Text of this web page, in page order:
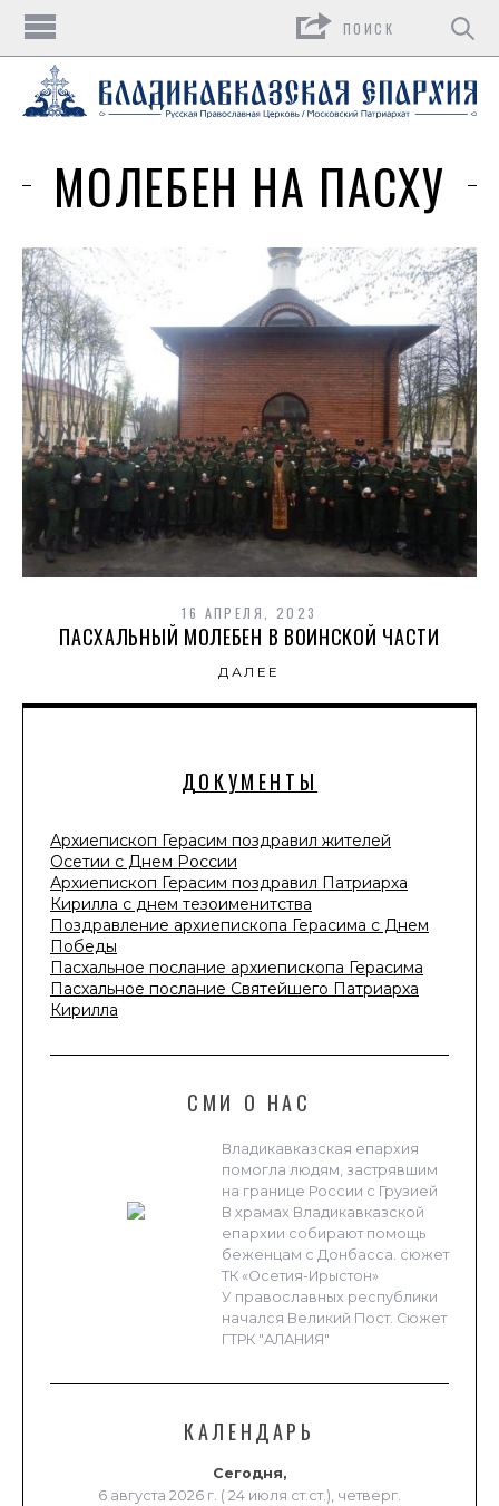
ДОКУМЕНТЫ
Архиепископ Герасим поздравил жителей
Осетии с Днем России
Архиепископ Герасим поздравил Патриарха
Кирилла с днем тезоименитства
Поздравление архиепископа Герасима с Днем
Победы
Пасхальное послание архиепископа Герасима
Пасхальное послание Святейшего Патриарха
Кирилла
СМИ О НАС
Владикавказская епархия
помогла людям, застрявшим
на границе России с Грузией
В храмах Владикавказской
епархии собирают помощь
беженцам с Донбасса. сюжет
ТК «Осетия-Ирыстон»
У православных республики
начался Великий Пост. Сюжет
ГТРК "АЛАНИЯ"
КАЛЕНДАРЬ
Сегодня,
6 августа 2026 г. ( 24 июля ст.ст.), четверг.
МОЛЕБЕН НА ПАСХУ
16 АПРЕЛЯ, 2023
ПАСХАЛЬНЫЙ МОЛЕБЕН В ВОИНСКОЙ ЧАСТИ
ДАЛЕЕ